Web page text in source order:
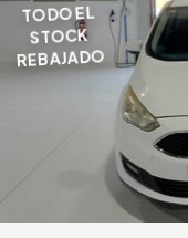
TODO EL
STOCK
REBAJADO